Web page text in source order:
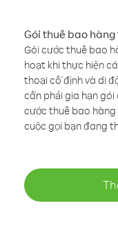
Gói thuê bao
Gói cước thuê bao
hoạt khi thực hiện
thoại cố định và di
cần phải gia hạn
cước thuê bao
cuộc gọi bạn đang